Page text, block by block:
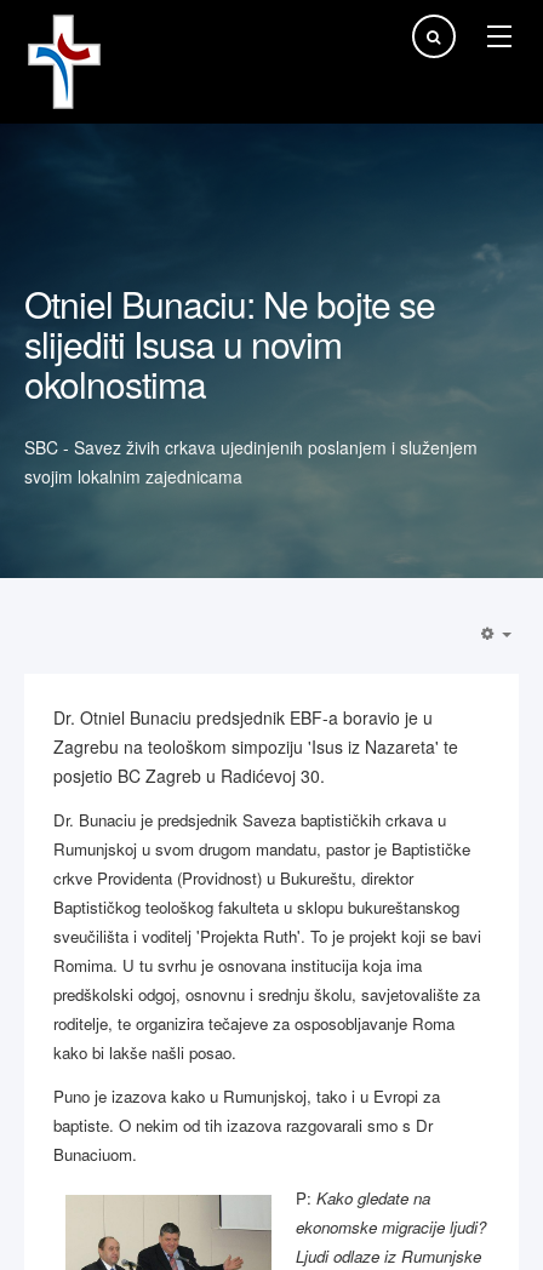
Traži...
Otniel Bunaciu: Ne bojte se
slijediti Isusa u novim
okolnostima
SBC - Savez živih crkava ujedinjenih poslanjem i služenjem
svojim lokalnim zajednicama
Dr. Otniel Bunaciu predsjednik EBF-a boravio je u
Zagrebu na teološkom simpoziju 'Isus iz Nazareta' te
posjetio BC Zagreb u Radićevoj 30.
Dr. Bunaciu je predsjednik Saveza baptističkih crkava u
Rumunjskoj u svom drugom mandatu, pastor je Baptističke
crkve Providenta (Providnost) u Bukureštu, direktor
Baptističkog teološkog fakulteta u sklopu bukureštanskog
sveučilišta i voditelj 'Projekta Ruth'. To je projekt koji se bavi
Romima. U tu svrhu je osnovana institucija koja ima
predškolski odgoj, osnovnu i srednju školu, savjetovalište za
roditelje, te organizira tečajeve za osposobljavanje Roma
kako bi lakše našli posao.
Puno je izazova kako u Rumunjskoj, tako i u Evropi za
baptiste. O nekim od tih izazova razgovarali smo s Dr
Bunaciuom.
P: Kako gledate na
ekonomske migracije ljudi?
Ljudi odlaze iz Rumunjske